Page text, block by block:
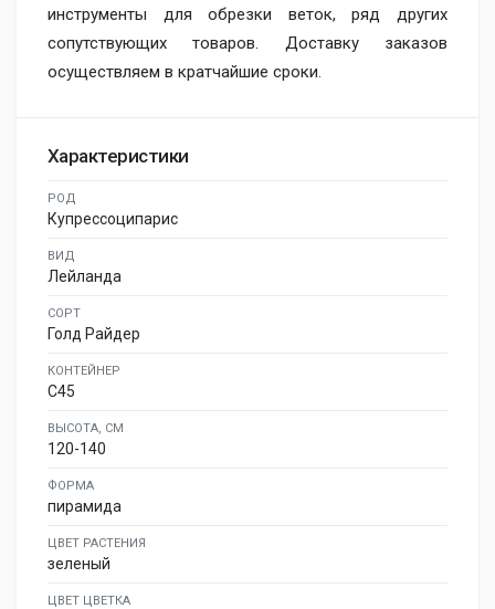
инструменты для обрезки веток, ряд других
сопутствующих товаров. Доставку заказов
осуществляем в кратчайшие сроки.
Характеристики
РОД
Купрессоципарис
ВИД
Лейланда
СОРТ
Голд Райдер
КОНТЕЙНЕР
C45
ВЫСОТА, СМ
120-140
ФОРМА
пирамида
ЦВЕТ РАСТЕНИЯ
зеленый
ЦВЕТ ЦВЕТКА